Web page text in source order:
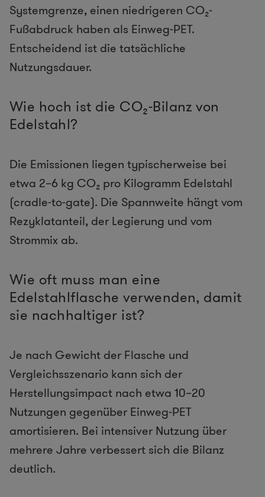
Systemgrenze, einen niedrigeren CO₂-
Fußabdruck haben als Einweg-PET.
Entscheidend ist die tatsächliche
Nutzungsdauer.
Wie hoch ist die CO₂-Bilanz von
Edelstahl?
Die Emissionen liegen typischerweise bei
etwa 2–6 kg CO₂ pro Kilogramm Edelstahl
(cradle-to-gate). Die Spannweite hängt vom
Rezyklatanteil, der Legierung und vom
Strommix ab.
Wie oft muss man eine
Edelstahlflasche verwenden, damit
sie nachhaltiger ist?
Je nach Gewicht der Flasche und
Vergleichsszenario kann sich der
Herstellungsimpact nach etwa 10–20
Nutzungen gegenüber Einweg-PET
amortisieren. Bei intensiver Nutzung über
mehrere Jahre verbessert sich die Bilanz
deutlich.